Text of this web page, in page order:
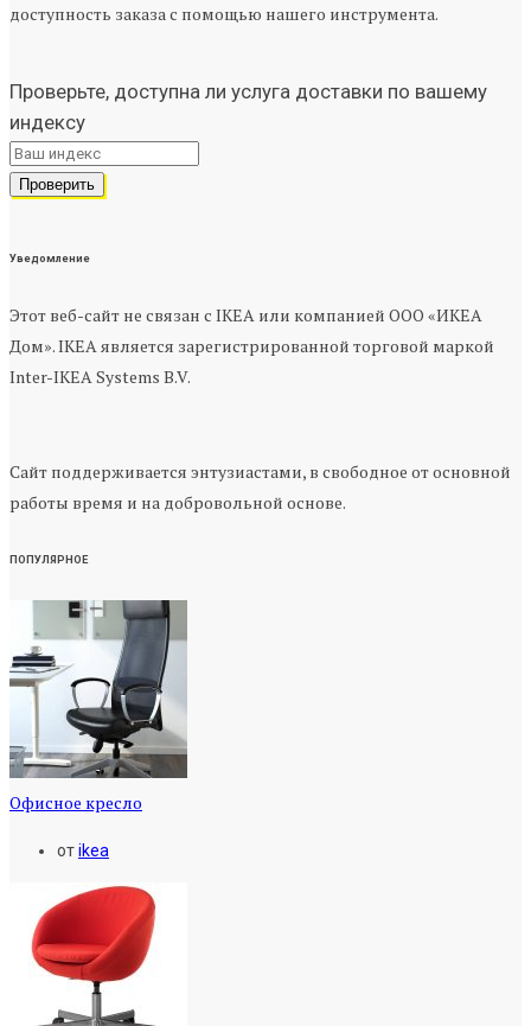
доступность заказа с помощью нашего инструмента.
Проверьте, доступна ли услуга доставки по вашему
индексу
Уведомление
Этот веб-сайт не связан с IKEA или компанией ООО «ИКЕА
Дом». IKEA является зарегистрированной торговой маркой
Inter-IKEA Systems B.V.
Сайт поддерживается энтузиастами, в свободное от основной
работы время и на добровольной основе.
ПОПУЛЯРНОЕ
Офисное кресло
отikea